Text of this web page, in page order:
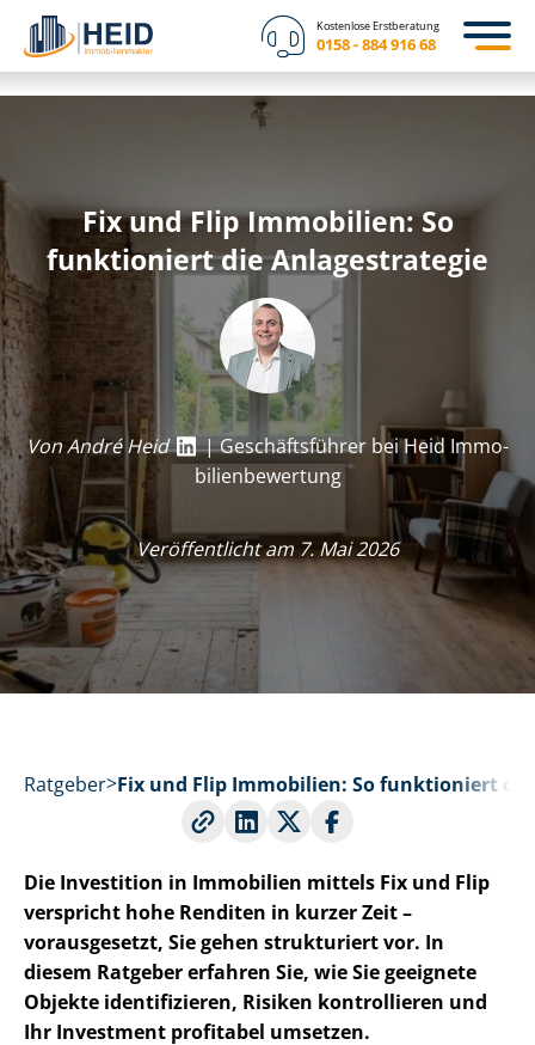
Kostenlose Erstberatung
0158 - 884 916 68
Fix und Flip Immobilien: So
funktioniert die Anlagestrategie
Von André Heid
| Geschäftsführer bei Heid Im­mo­
bi­li­en­be­wer­tung
Veröffentlicht am 7. Mai 2026
Ratgeber Fix und Flip Immobilien: So funktioniert
Die Investition in Immobilien mittels Fix und Flip
verspricht hohe Renditen in kurzer Zeit –
vorausgesetzt, Sie gehen strukturiert vor. In
diesem Ratgeber erfahren Sie, wie Sie geeignete
Objekte identifizieren, Risiken kontrollieren und
Ihr Investment profitabel umsetzen.